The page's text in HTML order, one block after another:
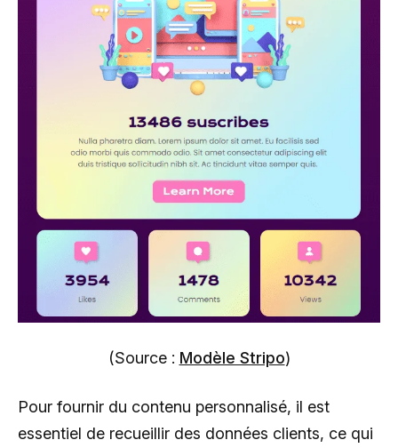
(Source : Modèle Stripo)
Pour fournir du contenu personnalisé, il est
essentiel de recueillir des données clients, ce qui